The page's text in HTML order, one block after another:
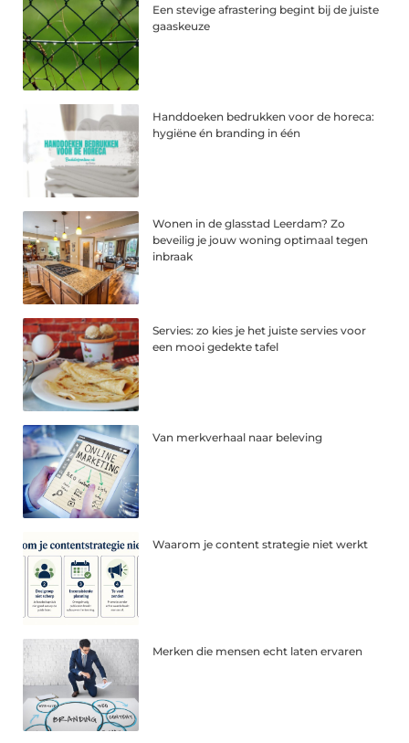
Een stevige afrastering begint bij de juiste
gaaskeuze
Handdoeken bedrukken voor de horeca:
hygiëne én branding in één
Wonen in de glasstad Leerdam? Zo
beveilig je jouw woning optimaal tegen
inbraak
Servies: zo kies je het juiste servies voor
een mooi gedekte tafel
Van merkverhaal naar beleving
Waarom je content strategie niet werkt
Merken die mensen echt laten ervaren